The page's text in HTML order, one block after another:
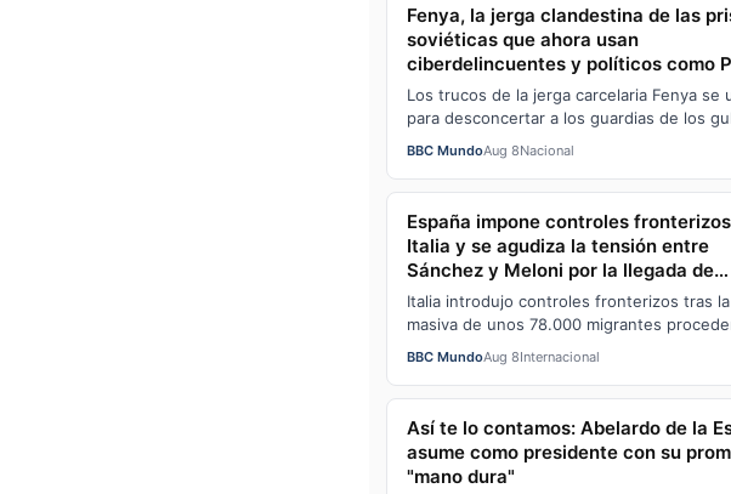
Fenya, la jerga clandestina de las
soviéticas que ahora usan
ciberdelincuentes y políticos como
Los trucos de la jerga carcelaria Fenya se
para desconcertar a los guardias de los
BBC MundoAug 8Nacional
España impone controles
Italia y se agudiza la tensión entre
Sánchez y Meloni por la llegada de
migrantes a Ceuta
Italia introdujo controles fronterizos tras
masiva de unos 78.000 migrantes
BBC MundoAug 8Internacional
Así te lo contamos: Abelardo de la
asume como presidente con su
"mano dura"